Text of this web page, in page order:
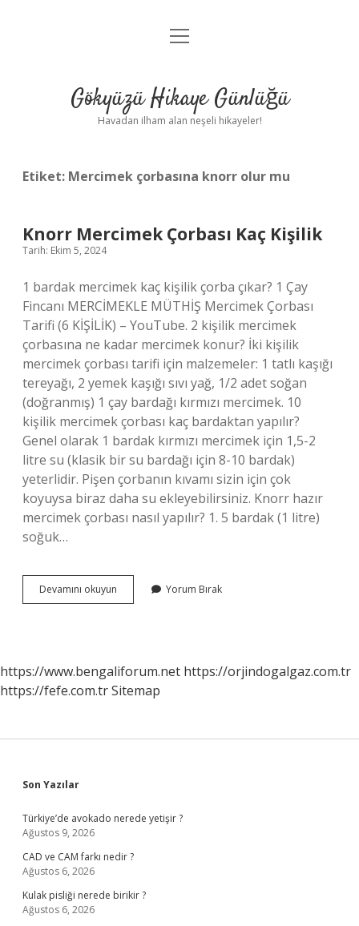
Anasayfa
Yasal Uyarı
menüyü
Gökyüzü Hikaye Günlüğü
Havadan ilham alan neşeli hikayeler!
Etiket: Mercimek çorbasına knorr olur mu
Knorr Mercimek Çorbası Kaç Kişilik
Tarih: Ekim 5, 2024
1 bardak mercimek kaç kişilik çorba çıkar? 1 Çay
Fincanı MERCİMEKLE MÜTHİŞ Mercimek Çorbası
Tarifi (6 KİŞİLİK) – YouTube. 2 kişilik mercimek
çorbasına ne kadar mercimek konur? İki kişilik
mercimek çorbası tarifi için malzemeler: 1 tatlı kaşığı
tereyağı, 2 yemek kaşığı sıvı yağ, 1/2 adet soğan
(doğranmış) 1 çay bardağı kırmızı mercimek. 10
kişilik mercimek çorbası kaç bardaktan yapılır?
Genel olarak 1 bardak kırmızı mercimek için 1,5-2
litre su (klasik bir su bardağı için 8-10 bardak)
yeterlidir. Pişen çorbanın kıvamı sizin için çok
koyuysa biraz daha su ekleyebilirsiniz. Knorr hazır
mercimek çorbası nasıl yapılır? 1. 5 bardak (1 litre)
soğuk…
Devamını okuyun
Mercimek
Yorum Bırak
https://www.bengaliforum.net https://orjindogalgaz.com.tr
https://fefe.com.trSitemap
Sidebar
Son Yazılar
Türkiye’de avokado nerede yetişir ?
Ağustos 9, 2026
CAD ve CAM farkı nedir ?
Ağustos 6, 2026
Kulak pisliği nerede birikir ?
Ağustos 6, 2026